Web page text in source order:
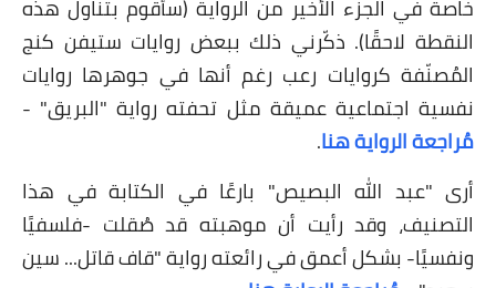
في الجزء الأخير من الرواية (سأقوم بتناول هذه
لاحقًا). ذكّرني ذلك ببعض روايات ستيفن كنج
كروايات رعب رغم أنها في جوهرها روايات
اجتماعية عميقة مثل تحفته رواية "البريق" -
الرواية هنا.
"عبد الله البصيص" بارعًا في الكتابة في هذا
وقد رأيت أن موهبته قد صُقلت -فلسفيًا
بشكل أعمق في رائعته رواية "قاف قاتل... سين